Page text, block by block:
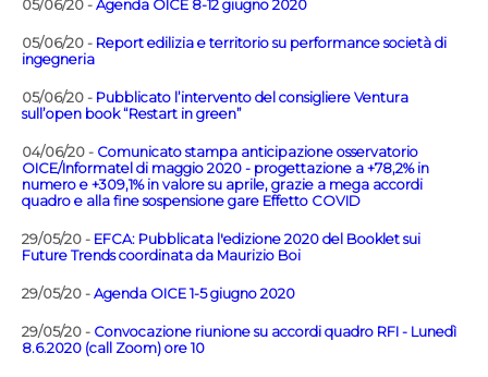
05/06/20 - Agenda OICE 8-12 giugno 2020
05/06/20 - Report edilizia e territorio su performance società di
ingegneria
05/06/20 - Pubblicato l’intervento del consigliere Ventura
sull’open book “Restart in green”
04/06/20 - Comunicato stampa anticipazione osservatorio
OICE/Informatel di maggio 2020 - progettazione a +78,2% in
numero e +309,1% in valore su aprile, grazie a mega accordi
quadro e alla fine sospensione gare Effetto COVID
29/05/20 - EFCA: Pubblicata l'edizione 2020 del Booklet sui
Future Trends coordinata da Maurizio Boi
29/05/20 - Agenda OICE 1-5 giugno 2020
29/05/20 - Convocazione riunione su accordi quadro RFI - Lunedì
8.6.2020 (call Zoom) ore 10